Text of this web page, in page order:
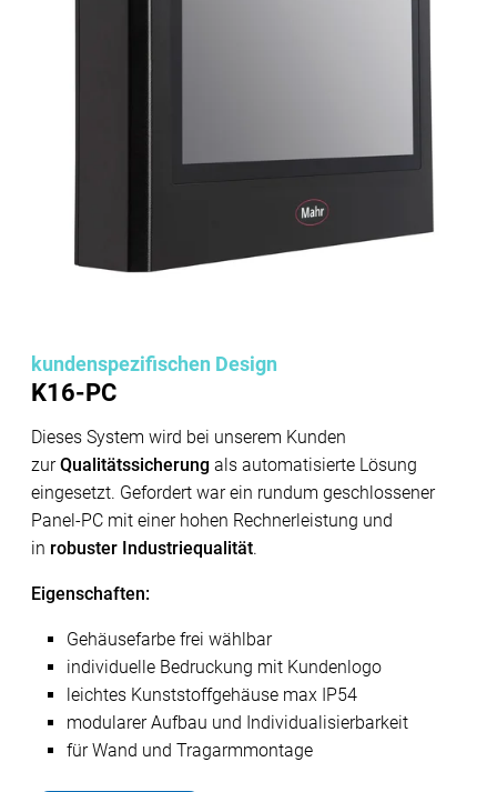
kundenspezifischen Design
K16-PC
Dieses System wird bei unserem Kunden
zurQualitätssicherung als automatisierte Lösung
eingesetzt. Gefordert war ein rundum geschlossener
Panel-PC mit einer hohen Rechnerleistung und
in robuster Industriequalität.
Eigenschaften:
Gehäusefarbe frei wählbar
individuelle Bedruckung mit Kundenlogo
leichtes Kunststoffgehäuse max IP54
modularer Aufbau und Individualisierbarkeit
​​​​für Wand und Tragarmmontage